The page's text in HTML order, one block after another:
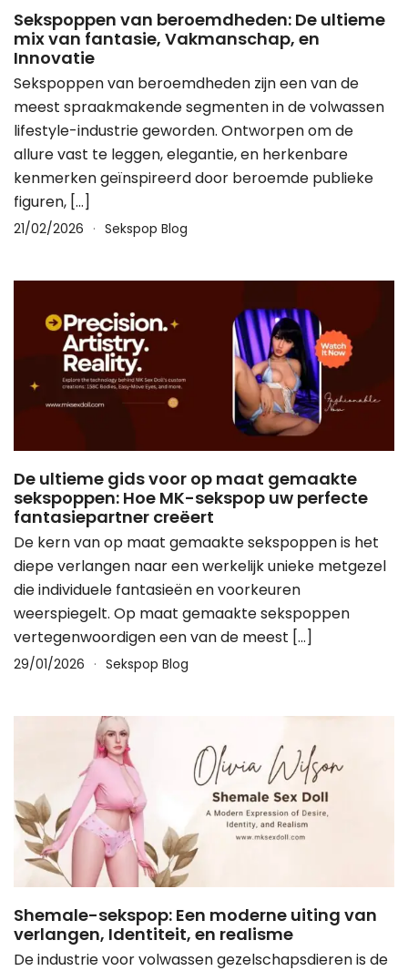
Sekspoppen van beroemdheden: De ultieme
mix van fantasie, Vakmanschap, en
Innovatie
Sekspoppen van beroemdheden zijn een van de
meest spraakmakende segmenten in de volwassen
lifestyle-industrie geworden. Ontworpen om de
allure vast te leggen, elegantie, en herkenbare
kenmerken geïnspireerd door beroemde publieke
figuren, […]
21/02/2026 Sekspop Blog
De ultieme gids voor op maat gemaakte
sekspoppen: Hoe MK-sekspop uw perfecte
fantasiepartner creëert
De kern van op maat gemaakte sekspoppen is het
diepe verlangen naar een werkelijk unieke metgezel
die individuele fantasieën en voorkeuren
weerspiegelt. Op maat gemaakte sekspoppen
vertegenwoordigen een van de meest […]
29/01/2026 Sekspop Blog
Shemale-sekspop: Een moderne uiting van
verlangen, Identiteit, en realisme
De industrie voor volwassen gezelschapsdieren is de